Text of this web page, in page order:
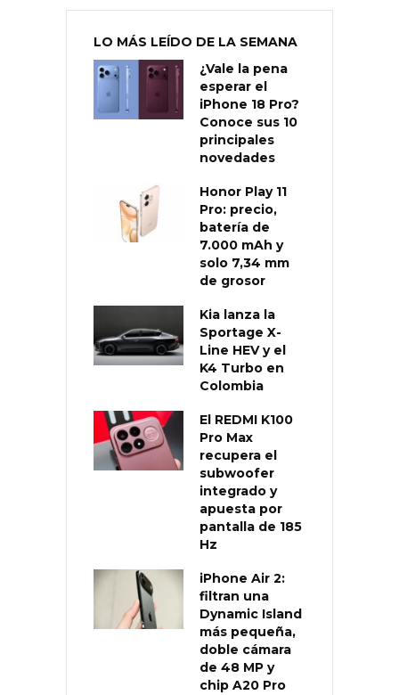
LO MÁS LEÍDO DE LA SEMANA
¿Vale la pena
esperar el
iPhone 18 Pro?
Conoce sus 10
principales
novedades
Honor Play 11
Pro: precio,
batería de
7.000 mAh y
solo 7,34 mm
de grosor
Kia lanza la
Sportage X-
Line HEV y el
K4 Turbo en
Colombia
El REDMI K100
Pro Max
recupera el
subwoofer
integrado y
apuesta por
pantalla de 185
Hz
iPhone Air 2:
filtran una
Dynamic Island
más pequeña,
doble cámara
de 48 MP y
chip A20 Pro